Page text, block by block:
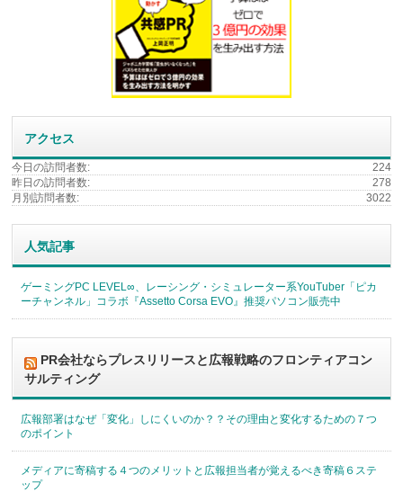
アクセス
224
今日の訪問者数:
278
昨日の訪問者数:
3022
月別訪問者数:
人気記事
ゲーミングPC LEVEL∞、レーシング・シミュレーター系YouTuber「ピカ
ーチャンネル」コラボ『Assetto Corsa EVO』推奨パソコン販売中
PR会社ならプレスリリースと広報戦略のフロンティアコン
サルティング
広報部署はなぜ「変化」しにくいのか？？その理由と変化するための７つ
のポイント
メディアに寄稿する４つのメリットと広報担当者が覚えるべき寄稿６ステ
ップ